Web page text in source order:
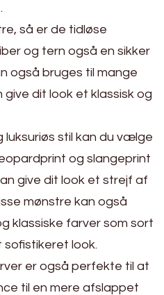
så er de tidløse
og tern også en sikker
også bruges til mange
dit look et klassisk og
luksuriøs stil kan du vælge
og slangeprint
give dit look et strejf af
mønstre kan også
klassiske farver som sort
look.
er også perfekte til at
til en mere afslappet